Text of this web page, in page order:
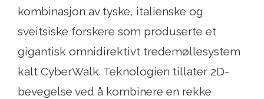
kombinasjon av tyske, italienske og
sveitsiske forskere som produserte et
gigantisk omnidirektivt tredemøllesystem
kalt CyberWalk. Teknologien tillater 2D-
bevegelse ved å kombinere en rekke